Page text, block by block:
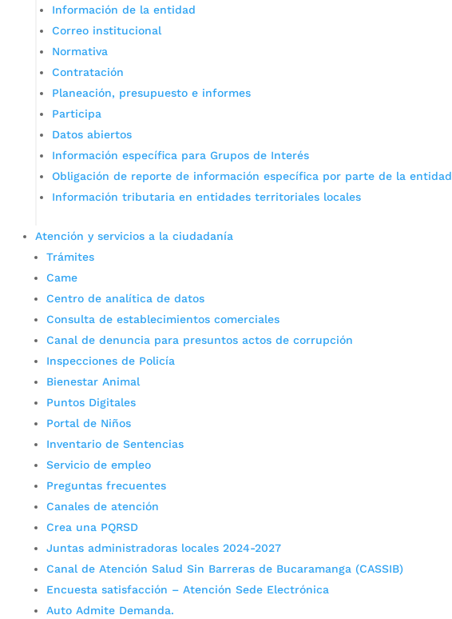
Información de la entidad
Correo institucional
Normativa
Contratación
Planeación, presupuesto e informes
Participa
Datos abiertos
Información específica para Grupos de Interés
Obligación de reporte de información específica por parte de la entidad
Información tributaria en entidades territoriales locales
Atención y servicios a la ciudadanía
Trámites
Came
Centro de analítica de datos
Consulta de establecimientos comerciales
Canal de denuncia para presuntos actos de corrupción
Inspecciones de Policía
Bienestar Animal
Puntos Digitales
Portal de Niños
Inventario de Sentencias
Servicio de empleo
Preguntas frecuentes
Canales de atención
Crea una PQRSD
Juntas administradoras locales 2024-2027
Canal de Atención Salud Sin Barreras de Bucaramanga (CASSIB)
Encuesta satisfacción – Atención Sede Electrónica
Auto Admite Demanda.